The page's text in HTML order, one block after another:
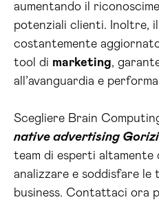
aumentando il
potenziali clienti. Inoltre,
costantemente
tool di marketing,
all’avanguardia e
Scegliere Brain
native advertising
team di esperti altamente
analizzare e soddisfare le
business. Contattaci ora